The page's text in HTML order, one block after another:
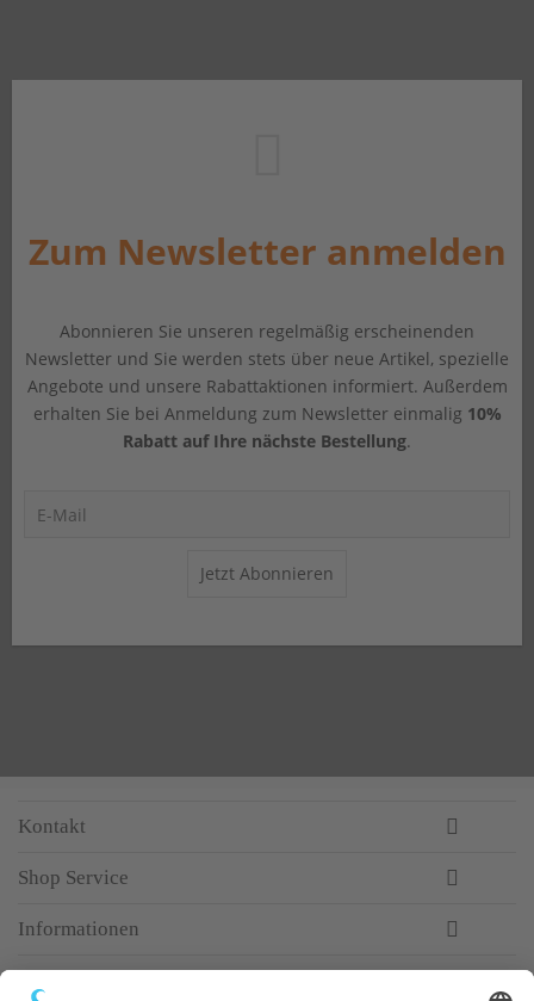
Zum Newsletter anmelden
Abonnieren Sie unseren regelmäßig erscheinenden
Newsletter und Sie werden stets über neue Artikel, spezielle
Angebote und unsere Rabattaktionen informiert. Außerdem
erhalten Sie bei Anmeldung zum Newsletter einmalig 10%
Rabatt auf Ihre nächste Bestellung.
Jetzt Abonnieren
Kontakt
Shop Service
Informationen